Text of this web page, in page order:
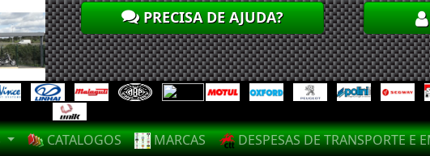
PRECISA DE AJUDA?
CATALOGOS MARCAS DESPESAS DE TRANSPORTE E